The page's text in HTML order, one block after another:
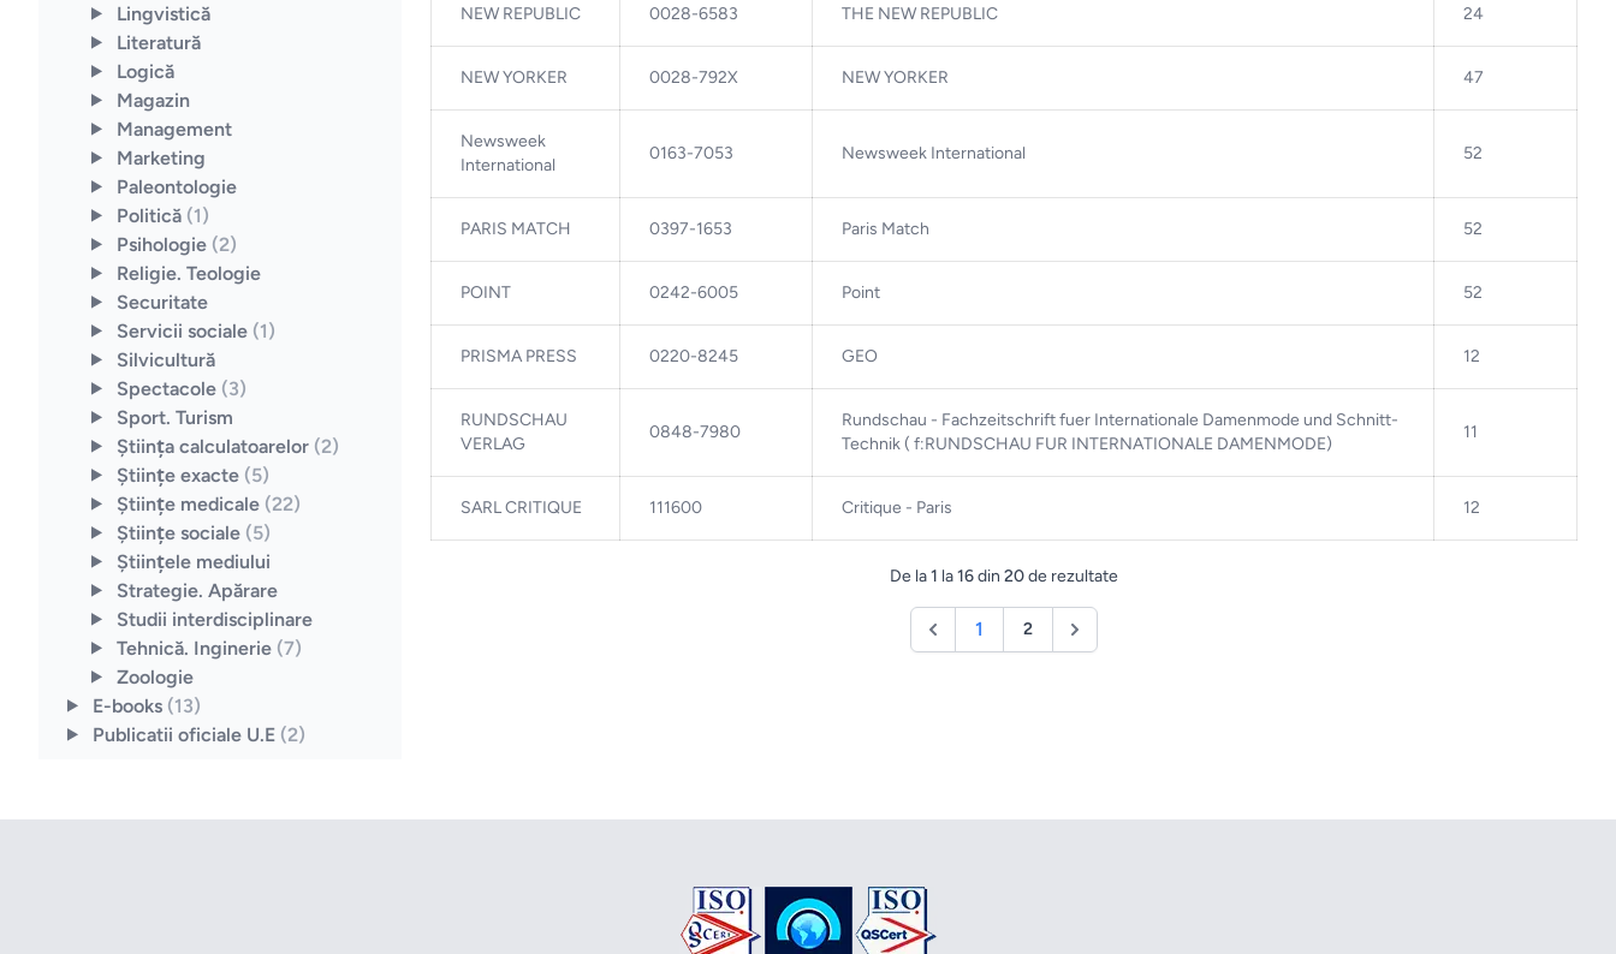
Lingvistică
Literatură
Logică
Magazin
Management
Marketing
Paleontologie
Politică (1)
Psihologie (2)
Religie. Teologie
Securitate
Servicii sociale (1)
Silvicultură
Spectacole (3)
Sport. Turism
Ştiinţa calculatoarelor (2)
Ştiinţe exacte (5)
Ştiinţe medicale (22)
Ştiinţe sociale (5)
Ştiinţele mediului
Strategie. Apărare
Studii interdisciplinare
Tehnică. Inginerie (7)
Zoologie
E-books (13)
Publicatii oficiale U.E (2)
NEW REPUBLIC 0028-6583 THE NEW REPUBLIC 24
NEW YORKER 0028-792X NEW YORKER 47
Newsweek
International
0163-7053 Newsweek International 52
PARIS MATCH 0397-1653 Paris Match 52
POINT 0242-6005 Point 52
PRISMA PRESS 0220-8245 GEO 12
RUNDSCHAU
VERLAG
0848-7980
Rundschau - Fachzeitschrift fuer Internationale Damenmode und Schnitt-
Technik ( f:RUNDSCHAU FUR INTERNATIONALE DAMENMODE)
11
SARL CRITIQUE 111600 Critique - Paris 12
De la1 la16din 20de rezultate
1 2